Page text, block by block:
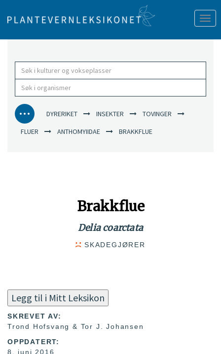
DYRERIKET INSEKTER TOVINGER
FLUER ANTHOMYIIDAE BRAKKFLUE
Brakkflue
Delia coarctata
SKADEGJØRER
Legg til i Mitt Leksikon
SKREVET AV:
Trond Hofsvang & Tor J. Johansen
OPPDATERT:
8. juni 2016